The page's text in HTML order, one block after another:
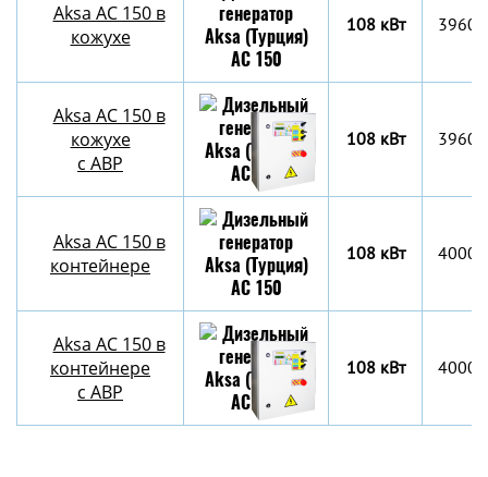
Aksa AC 150 в
кожухе
108 кВт
Aksa AC 150 в
кожухе
с АВР
108 кВт
Aksa AC 150 в
контейнере
108 кВт
Aksa AC 150 в
контейнере
c АВР
108 кВт